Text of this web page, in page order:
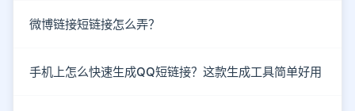
微博链接短链接怎么弄？
手机上怎么快速生成QQ短链接？这款生成工具简单好用